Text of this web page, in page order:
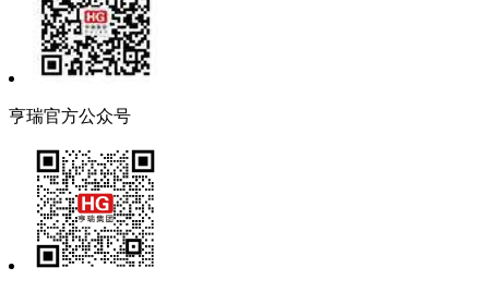
亨瑞官方公众号